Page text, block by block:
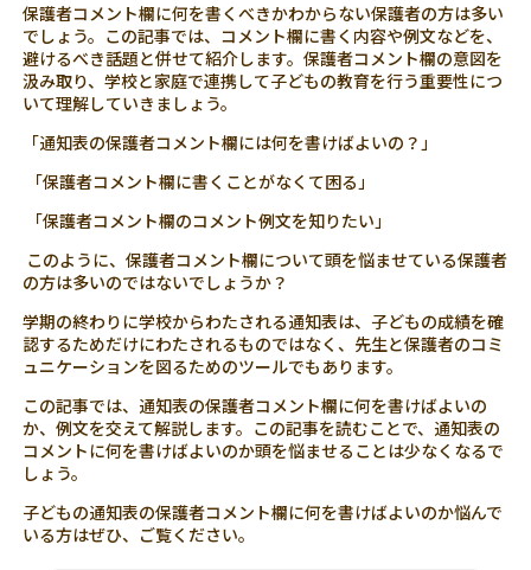
保護者コメント欄に何を書くべきかわからない保護者の方は多い
でしょう。この記事では、コメント欄に書く内容や例文などを、
避けるべき話題と併せて紹介します。保護者コメント欄の意図を
汲み取り、学校と家庭で連携して子どもの教育を行う重要性につ
いて理解していきましょう。
「通知表の保護者コメント欄には何を書けばよいの？」
「保護者コメント欄に書くことがなくて困る」
「保護者コメント欄のコメント例文を知りたい」
このように、保護者コメント欄について頭を悩ませている保護者
の方は多いのではないでしょうか？
学期の終わりに学校からわたされる通知表は、子どもの成績を確
認するためだけにわたされるものではなく、先生と保護者のコミ
ュニケーションを図るためのツールでもあります。
この記事では、通知表の保護者コメント欄に何を書けばよいの
か、例文を交えて解説します。この記事を読むことで、通知表の
コメントに何を書けばよいのか頭を悩ませることは少なくなるで
しょう。
子どもの通知表の保護者コメント欄に何を書けばよいのか悩んで
いる方はぜひ、ご覧ください。